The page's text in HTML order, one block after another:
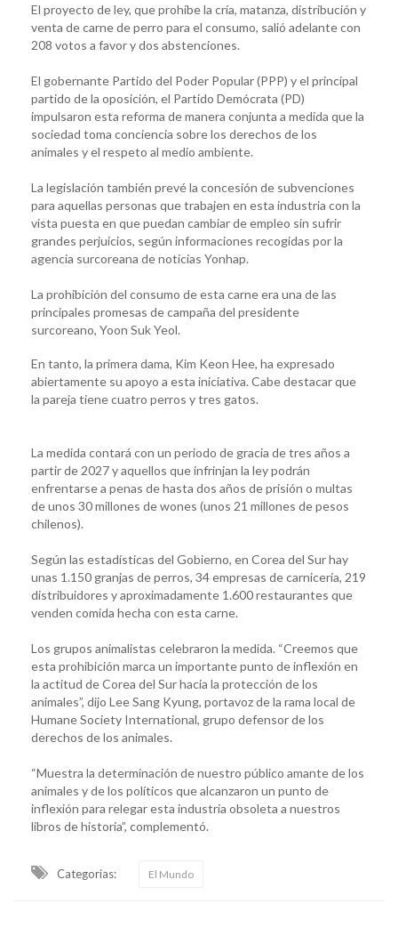
El proyecto de ley, que prohíbe la cría, matanza, distribución y
venta de carne de perro para el consumo, salió adelante con
208 votos a favor y dos abstenciones.
El gobernante Partido del Poder Popular (PPP) y el principal
partido de la oposición, el Partido Demócrata (PD)
impulsaron esta reforma de manera conjunta a medida que la
sociedad toma conciencia sobre los derechos de los
animales y el respeto al medio ambiente.
La legislación también prevé la concesión de subvenciones
para aquellas personas que trabajen en esta industria con la
vista puesta en que puedan cambiar de empleo sin sufrir
grandes perjuicios, según informaciones recogidas por la
agencia surcoreana de noticias Yonhap.
La prohibición del consumo de esta carne era una de las
principales promesas de campaña del presidente
surcoreano, Yoon Suk Yeol.
En tanto, la primera dama, Kim Keon Hee, ha expresado
abiertamente su apoyo a esta iniciativa. Cabe destacar que
la pareja tiene cuatro perros y tres gatos.
La medida contará con un periodo de gracia de tres años a
partir de 2027 y aquellos que infrinjan la ley podrán
enfrentarse a penas de hasta dos años de prisión o multas
de unos 30 millones de wones (unos 21 millones de pesos
chilenos).
Según las estadísticas del Gobierno, en Corea del Sur hay
unas 1.150 granjas de perros, 34 empresas de carnicería, 219
distribuidores y aproximadamente 1.600 restaurantes que
venden comida hecha con esta carne.
Los grupos animalistas celebraron la medida. “Creemos que
esta prohibición marca un importante punto de inflexión en
la actitud de Corea del Sur hacia la protección de los
animales”, dijo Lee Sang Kyung, portavoz de la rama local de
Humane Society International, grupo defensor de los
derechos de los animales.
“Muestra la determinación de nuestro público amante de los
animales y de los políticos que alcanzaron un punto de
inflexión para relegar esta industria obsoleta a nuestros
libros de historia”, complementó.
Categorias: El Mundo